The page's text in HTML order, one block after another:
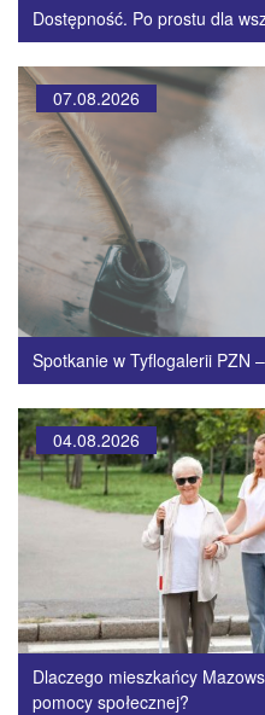
Dostępność. Po prostu dla
07.08.2026
Spotkanie w Tyflogalerii PZN
04.08.2026
Dlaczego mieszkańcy
pomocy społecznej?